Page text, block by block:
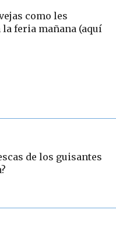
como les
feria mañana (aquí
de los guisantes